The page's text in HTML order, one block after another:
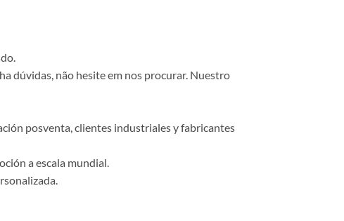
dúvidas, não hesite em nos procurar. Nuestro
posventa, clientes industriales y fabricantes
a escala mundial.